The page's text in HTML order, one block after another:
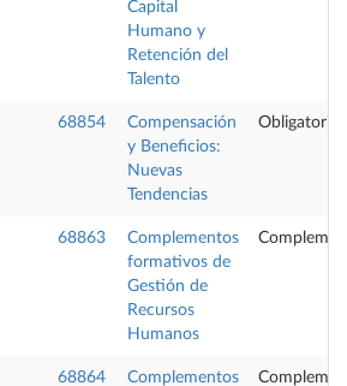
Capital
Humano y
Retención del
Talento
68854
Compensación
y Beneficios:
Nuevas
Tendencias
Obligatoria
68863
Complementos
formativos de
Gestión de
Recursos
Humanos
68864
Complementos